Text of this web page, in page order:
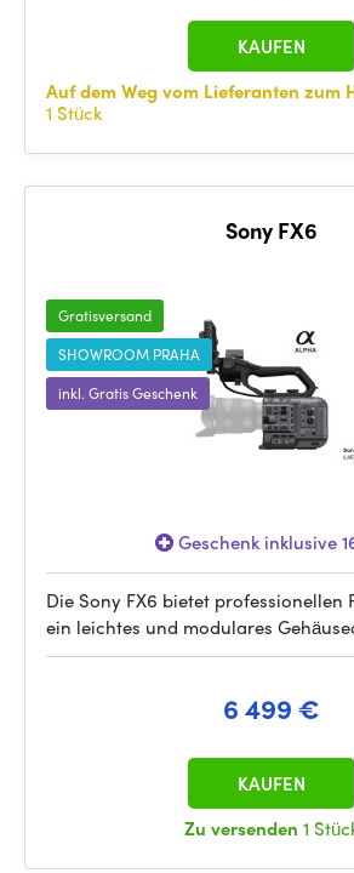
Auf dem Weg vom Lieferanten zum
1 Stück
KAUFEN
Sony FX6
Gratisversand
SHOWROOM PRAHA
inkl. Gratis Geschenk
Geschenk inklusive
Die Sony FX6 bietet professionellen
ein leichtes und modulares
6 499 €
Zu versenden 1
KAUFEN